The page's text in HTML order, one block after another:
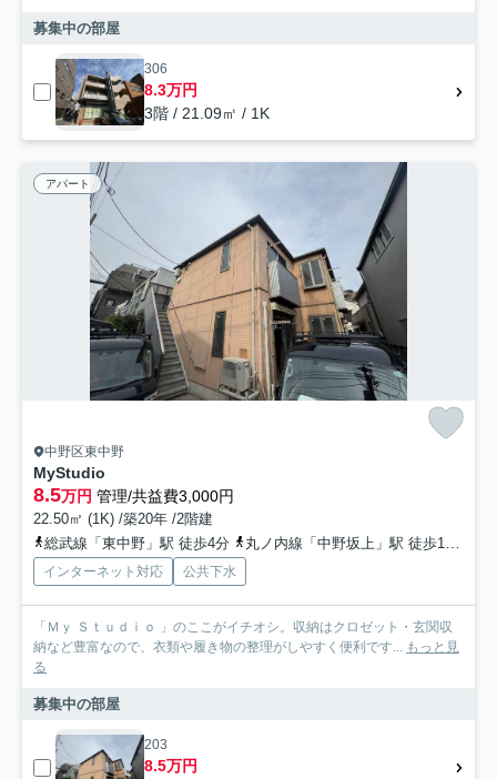
募集中の部屋
306
8.3万円
3階 / 21.09㎡ / 1K
アパート
中野区東中野
MyStudio
8.5万円 管理/共益費3,000円
22.50㎡ (1K) /築20年 /2階建
総武線「東中野」駅 徒歩4分
丸ノ内線「中野坂上」駅 徒歩14分
インターネット対応 公共下水
「Ｍｙ Ｓｔｕｄｉｏ 」のここがイチオシ。収納はクロゼット・玄関収
納など豊富なので、衣類や履き物の整理がしやすく便利です... もっと見
る
募集中の部屋
203
8.5万円